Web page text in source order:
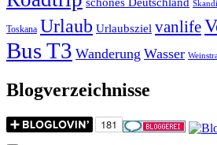
schönes Deutschland
Toskana Urlaub Urlaubsziel vanlife
Bus T3 Wanderung Wasser
Blogverzeichnisse